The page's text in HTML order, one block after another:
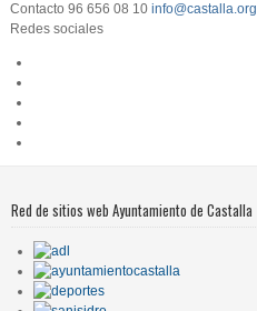
Contacto 96 656 08 10 info@castalla.org
Redes sociales
Red de sitios web Ayuntamiento de Castalla